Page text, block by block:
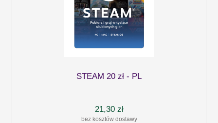
STEAM 20 zł - PL
21,30 zł
bez kosztów dostawy